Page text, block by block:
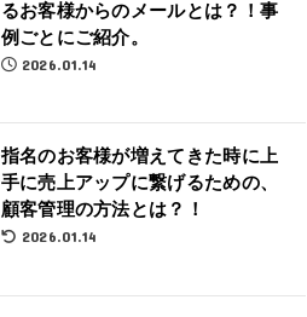
るお客様からのメールとは？！事
例ごとにご紹介。
2026.01.14
指名のお客様が増えてきた時に上
手に売上アップに繋げるための、
顧客管理の方法とは？！
2026.01.14